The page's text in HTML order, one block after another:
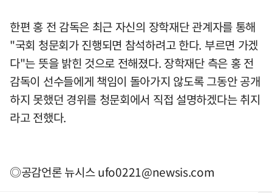
한편 홍 전 감독은 최근 자신의 장학재단 관계자를 통해
"국회 청문회가 진행되면 참석하려고 한다. 부르면 가겠
다"는 뜻을 밝힌 것으로 전해졌다. 장학재단 측은 홍 전
감독이 선수들에게 책임이 돌아가지 않도록 그동안 공개
하지 못했던 경위를 청문회에서 직접 설명하겠다는 취지
라고 전했다.
◎공감언론 뉴시스ufo0221@newsis.com